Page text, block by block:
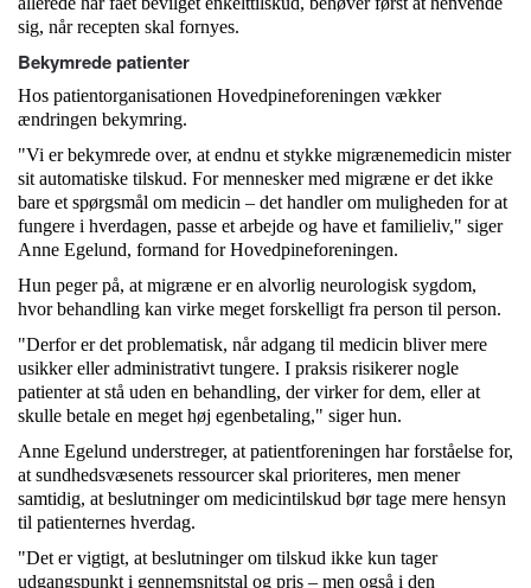
sig, når recepten skal fornyes.
Bekymrede patienter
Hos patientorganisationen Hovedpineforeningen vækker
ændringen bekymring.
"Vi er bekymrede over, at endnu et stykke migrænemedicin mister
sit automatiske tilskud. For mennesker med migræne er det ikke
bare et spørgsmål om medicin – det handler om muligheden for at
fungere i hverdagen, passe et arbejde og have et familieliv," siger
Anne Egelund, formand for Hovedpineforeningen.
Hun peger på, at migræne er en alvorlig neurologisk sygdom,
hvor behandling kan virke meget forskelligt fra person til person.
"Derfor er det problematisk, når adgang til medicin bliver mere
usikker eller administrativt tungere. I praksis risikerer nogle
patienter at stå uden en behandling, der virker for dem, eller at
skulle betale en meget høj egenbetaling," siger hun.
Anne Egelund understreger, at patientforeningen har forståelse for,
at sundhedsvæsenets ressourcer skal prioriteres, men mener
samtidig, at beslutninger om medicintilskud bør tage mere hensyn
til patienternes hverdag.
"Det er vigtigt, at beslutninger om tilskud ikke kun tager
udgangspunkt i gennemsnitstal og pris – men også i den